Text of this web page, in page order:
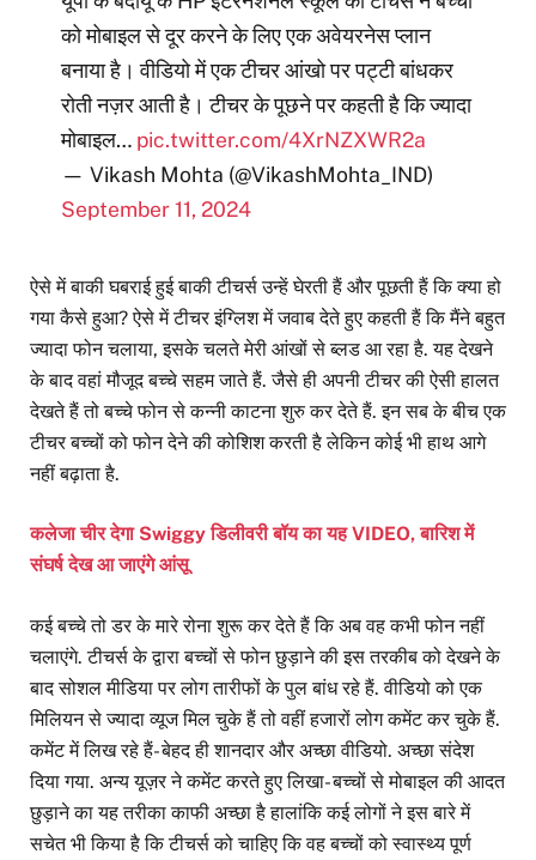
को मोबाइल से दूर करने के लिए एक अवेयरनेस प्लान
बनाया है। वीडियो में एक टीचर आंखो पर पट्टी बांधकर
रोती नज़र आती है। टीचर के पूछने पर कहती है कि ज्यादा
मोबाइल… pic.twitter.com/4XrNZXWR2a
— Vikash Mohta (@VikashMohta_IND)
September 11, 2024
ऐसे में बाकी घबराई हुई बाकी टीचर्स उन्हें घेरती हैं और पूछती हैं कि क्या हो
गया कैसे हुआ? ऐसे में टीचर इंग्लिश में जवाब देते हुए कहती हैं कि मैंने बहुत
ज्यादा फोन चलाया, इसके चलते मेरी आंखों से ब्लड आ रहा है. यह देखने
के बाद वहां मौजूद बच्चे सहम जाते हैं. जैसे ही अपनी टीचर की ऐसी हालत
देखते हैं तो बच्चे फोन से कन्नी काटना शुरु कर देते हैं. इन सब के बीच एक
टीचर बच्चों को फोन देने की कोशिश करती है लेकिन कोई भी हाथ आगे
नहीं बढ़ाता है.
कलेजा चीर देगा Swiggy डिलीवरी बॉय का यह VIDEO, बारिश में
संघर्ष देख आ जाएंगे आंसू
कई बच्चे तो डर के मारे रोना शुरू कर देते हैं कि अब वह कभी फोन नहीं
चलाएंगे. टीचर्स के द्वारा बच्चों से फोन छुड़ाने की इस तरकीब को देखने के
बाद सोशल मीडिया पर लोग तारीफों के पुल बांध रहे हैं. वीडियो को एक
मिलियन से ज्यादा व्यूज मिल चुके हैं तो वहीं हजारों लोग कमेंट कर चुके हैं.
कमेंट में लिख रहे हैं- बेहद ही शानदार और अच्छा वीडियो. अच्छा संदेश
दिया गया. अन्य यूज़र ने कमेंट करते हुए लिखा- बच्चों से मोबाइल की आदत
छुड़ाने का यह तरीका काफी अच्छा है हालांकि कई लोगों ने इस बारे में
सचेत भी किया है कि टीचर्स को चाहिए कि वह बच्चों को स्वास्थ्य पूर्ण